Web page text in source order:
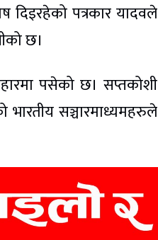
दिइरहेको पत्रकार यादवले
छ।
पसेको छ। सप्तकोशी
सञ्चारमाध्यमहरुले